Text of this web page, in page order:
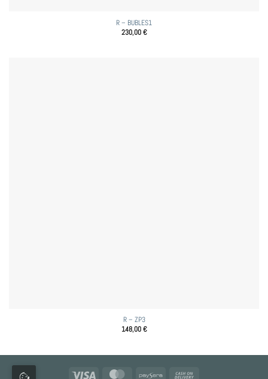
R – BUBLES1
230,00€
R – ZP3
148,00€
MasterCardPaysera